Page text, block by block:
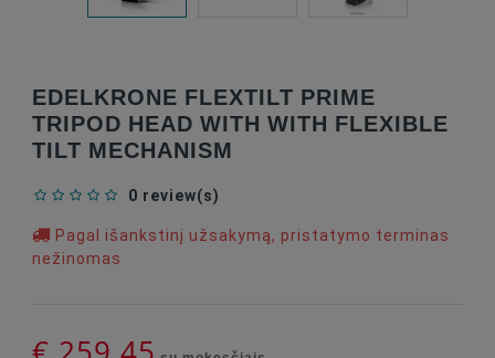
EDELKRONE FLEXTILT PRIME
TRIPOD HEAD WITH WITH FLEXIBLE
TILT MECHANISM
0 review(s)
Pagal išankstinį užsakymą, pristatymo terminas
nežinomas